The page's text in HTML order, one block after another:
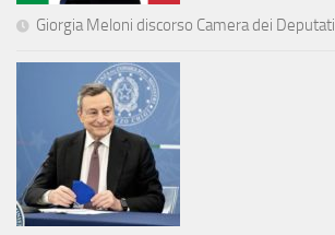
Giorgia Meloni discorso Camera dei Deputati